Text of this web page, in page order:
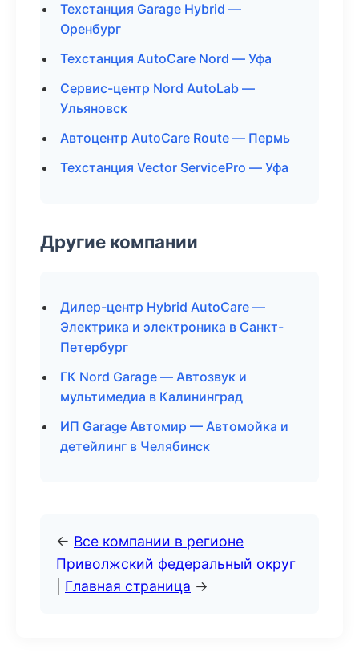
Техстанция Garage Hybrid —
Оренбург
Техстанция AutoCare Nord — Уфа
Сервис-центр Nord AutoLab —
Ульяновск
Автоцентр AutoCare Route — Пермь
Техстанция Vector ServicePro — Уфа
Другие компании
Дилер-центр Hybrid AutoCare —
Электрика и электроника в Санкт-
Петербург
ГК Nord Garage — Автозвук и
мультимедиа в Калининград
ИП Garage Автомир — Автомойка и
детейлинг в Челябинск
← Все компании в регионе
Приволжский федеральный округ
Главная страница →